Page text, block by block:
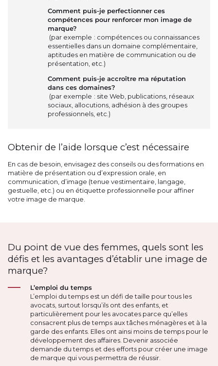
Comment puis-je perfectionner ces
compétences pour renforcer mon image de
marque?
(par exemple : compétences ou connaissances
essentielles dans un domaine complémentaire,
aptitudes en matière de communication ou de
présentation, etc.)
Comment puis-je accroître ma réputation
dans ces domaines?
(par exemple : site Web, publications, réseaux
sociaux, allocutions, adhésion à des groupes
professionnels, etc.)
Obtenir de l’aide lorsque c’est nécessaire
En cas de besoin, envisagez des conseils ou des formations en
matière de présentation ou d’expression orale, en
communication, d’image (tenue vestimentaire, langage,
gestuelle, etc.) ou en étiquette professionnelle pour affiner
votre image de marque.
Du point de vue des femmes, quels sont les
défis et les avantages d’établir une image de
marque?
L’emploi du temps
L’emploi du temps est un défi de taille pour tous les
avocats, surtout lorsqu’ils ont des enfants, et
particulièrement pour les avocates parce qu’elles
consacrent plus de temps aux tâches ménagères et à la
garde des enfants. Elles ont ainsi moins de temps pour le
développement des affaires. Devenir associée
demande du temps et des efforts pour créer une image
de marque qui vous permettra de réussir.